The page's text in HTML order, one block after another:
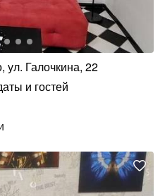
ул. Галочкина, 22
и гостей